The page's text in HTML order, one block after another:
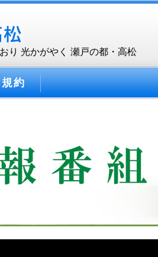
り 光かがやく 瀬戸の都・高松
約